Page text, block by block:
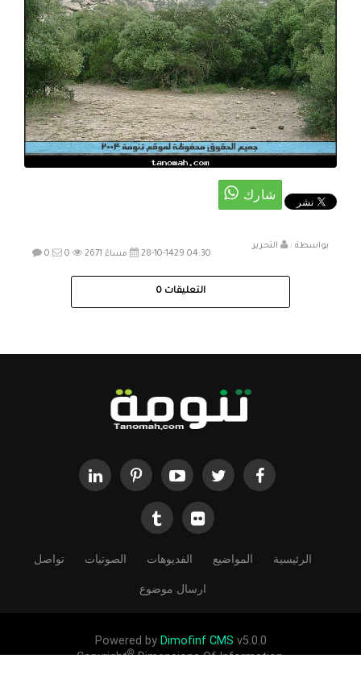
بواسطة :
التحرير
28-10-1429 04:30 مساءً
0 0 2671
التعليقات 0
الرئيسية المواضيع الفديوهات الصوتيات تواصل
ارسال موضوع
Powered by Dimofinf CMS v5.0.0
Copyright©Dimensions Of Information.